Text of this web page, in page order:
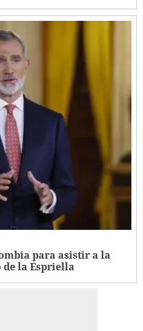
para asistir a la
la Espriella